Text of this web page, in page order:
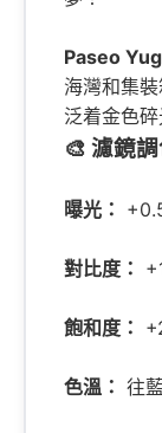
Paseo
海灣和集
泛着金色
🎨 濾鏡
曝光：
對比度：
飽和度：
色溫： 往